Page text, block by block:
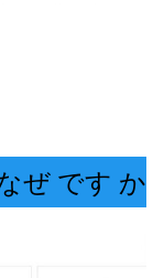
ぜ です か